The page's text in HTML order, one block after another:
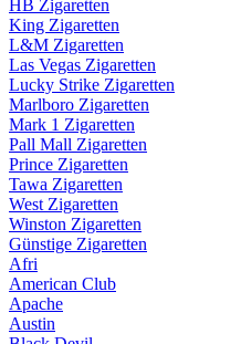
HB Zigaretten
King Zigaretten
L&M Zigaretten
Las Vegas Zigaretten
Lucky Strike Zigaretten
Marlboro Zigaretten
Mark 1 Zigaretten
Pall Mall Zigaretten
Prince Zigaretten
Tawa Zigaretten
West Zigaretten
Winston Zigaretten
Günstige Zigaretten
Afri
American Club
Apache
Austin